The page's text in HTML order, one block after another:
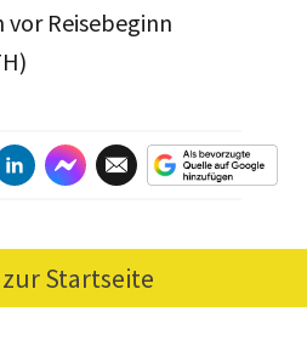
vor Reisebeginn
Startseite